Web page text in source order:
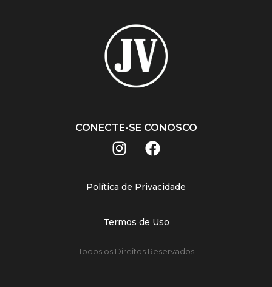
CONECTE-SE CONOSCO
Política de Privacidade
Termos de Uso
Todos os Direitos Reservados